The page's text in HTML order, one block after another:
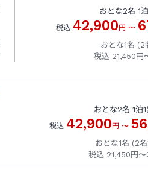
おとな2名 1泊
税込 42,900 円 〜
おとな1名 (2
税込 21,450円
おとな2名 1泊1
税込 42,900 円 〜
おとな1名 (2名
税込 21,450円